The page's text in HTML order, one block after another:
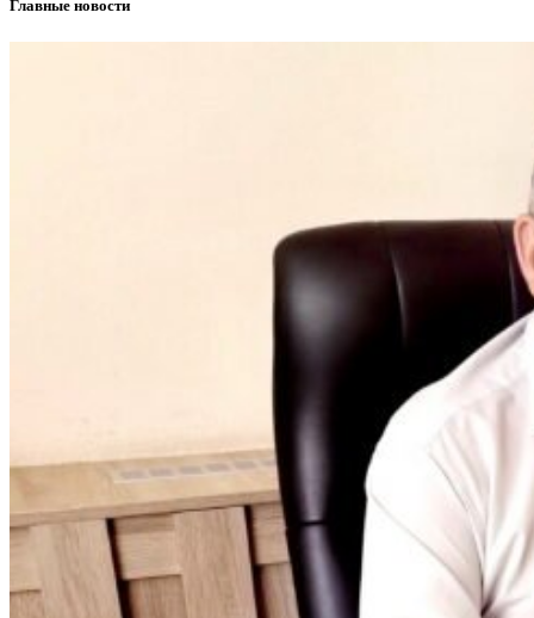
Главные новости